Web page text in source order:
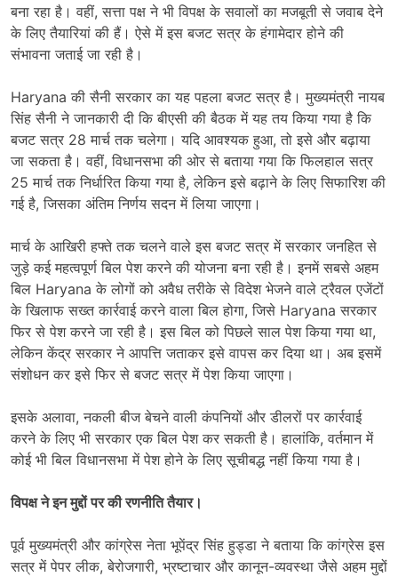
बना रहा है। वहीं, सत्ता पक्ष ने भी विपक्ष के सवालों का मजबूती से जवाब देने
के लिए तैयारियां की हैं। ऐसे में इस बजट सत्र के हंगामेदार होने की
संभावना जताई जा रही है।
Haryana की सैनी सरकार का यह पहला बजट सत्र है। मुख्यमंत्री नायब
सिंह सैनी ने जानकारी दी कि बीएसी की बैठक में यह तय किया गया है कि
बजट सत्र 28 मार्च तक चलेगा। यदि आवश्यक हुआ, तो इसे और बढ़ाया
जा सकता है। वहीं, विधानसभा की ओर से बताया गया कि फिलहाल सत्र
25 मार्च तक निर्धारित किया गया है, लेकिन इसे बढ़ाने के लिए सिफारिश की
गई है, जिसका अंतिम निर्णय सदन में लिया जाएगा।
मार्च के आखिरी हफ्ते तक चलने वाले इस बजट सत्र में सरकार जनहित से
जुड़े कई महत्वपूर्ण बिल पेश करने की योजना बना रही है। इनमें सबसे अहम
बिल Haryana के लोगों को अवैध तरीके से विदेश भेजने वाले ट्रैवल एजेंटों
के खिलाफ सख्त कार्रवाई करने वाला बिल होगा, जिसे Haryana सरकार
फिर से पेश करने जा रही है। इस बिल को पिछले साल पेश किया गया था,
लेकिन केंद्र सरकार ने आपत्ति जताकर इसे वापस कर दिया था। अब इसमें
संशोधन कर इसे फिर से बजट सत्र में पेश किया जाएगा।
इसके अलावा, नकली बीज बेचने वाली कंपनियों और डीलरों पर कार्रवाई
करने के लिए भी सरकार एक बिल पेश कर सकती है। हालांकि, वर्तमान में
कोई भी बिल विधानसभा में पेश होने के लिए सूचीबद्ध नहीं किया गया है।
विपक्ष ने इन मुद्दों पर की रणनीति तैयार।
पूर्व मुख्यमंत्री और कांग्रेस नेता भूपेंद्र सिंह हुड्डा ने बताया कि कांग्रेस इस
सत्र में पेपर लीक, बेरोजगारी, भ्रष्टाचार और कानून-व्यवस्था जैसे अहम मुद्दों